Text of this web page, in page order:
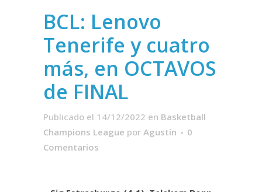
BCL: Lenovo
Tenerife y cuatro
más, en OCTAVOS
de FINAL
Publicado el 14/12/2022 en Basketball
Champions League por Agustín
0
Comentarios